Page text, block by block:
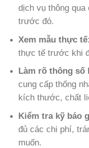
dịch vụ thông qua
trước đó.
Xem mẫu thực tế
thực tế trước khi
Làm rõ thông số
cung cấp thống
kích thước, chất
Kiểm tra kỹ báo
đủ các chi phí,
muốn.